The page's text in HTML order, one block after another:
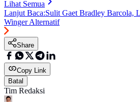
Lihat Semua
Lanjut Baca:Sulit Gaet Bradley Barcola,
Winger Alternatif
Share
Copy Link
Batal
Tim Redaksi